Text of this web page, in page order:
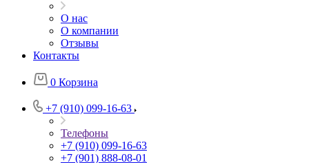
О нас
О компании
Отзывы
Контакты
0 Корзина
+7 (910) 099-16-63
Телефоны
+7 (910) 099-16-63
+7 (901) 888-08-01